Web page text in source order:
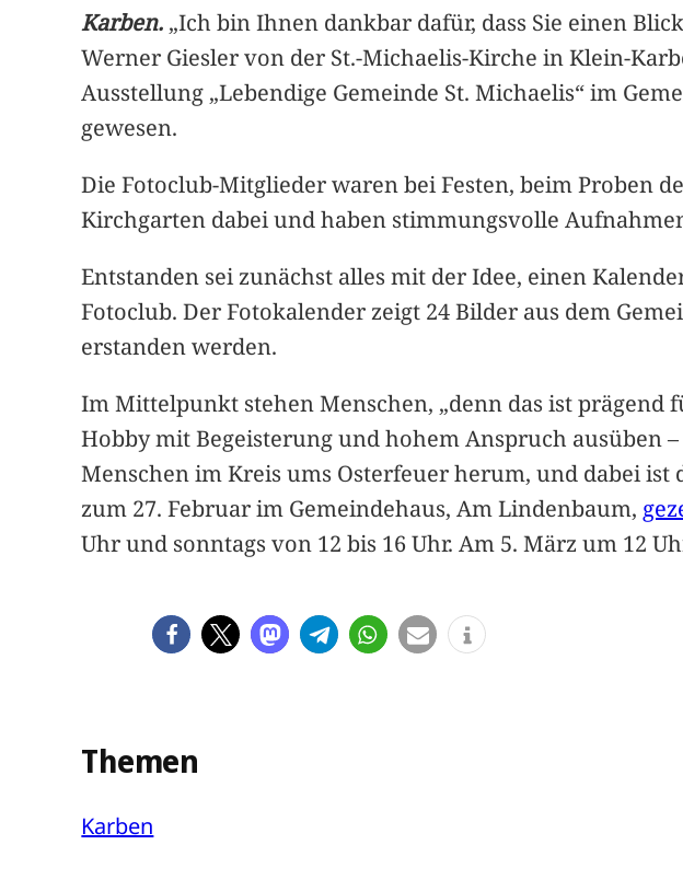
Karben. „Ich bin Ihnen dankbar dafür, dass Sie einen
Werner Giesler von der St.-Michaelis-Kirche in Klein-
Ausstellung „Lebendige Gemeinde St. Michaelis“ im
gewesen.
Die Fotoclub-Mitglieder waren bei Festen, beim Proben
Kirchgarten dabei und haben stimmungsvolle
Entstanden sei zunächst alles mit der Idee, einen
Fotoclub. Der Fotokalender zeigt 24 Bilder aus dem
erstanden werden.
Im Mittelpunkt stehen Menschen, „denn das ist prägend
Hobby mit Begeisterung und hohem Anspruch ausüben
Menschen im Kreis ums Osterfeuer herum, und dabei
zum 27. Februar im Gemeindehaus, Am Lindenbaum,
Uhr und sonntags von 12 bis 16 Uhr. Am 5. März um 12
Themen
Karben